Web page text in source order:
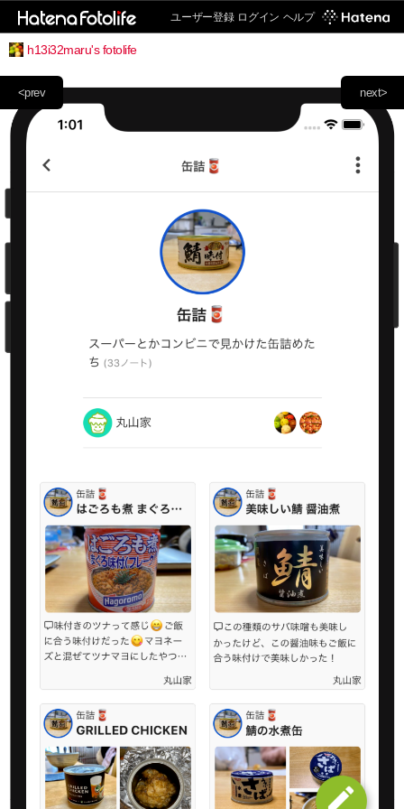
ユーザー登録 ログイン ヘルプ
h13i32maru's fotolife
next>
<prev